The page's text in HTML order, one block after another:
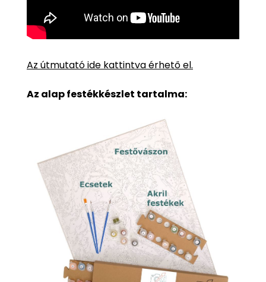
Az útmutató ide kattintva érhető el.
Az alap festékkészlet tartalma: